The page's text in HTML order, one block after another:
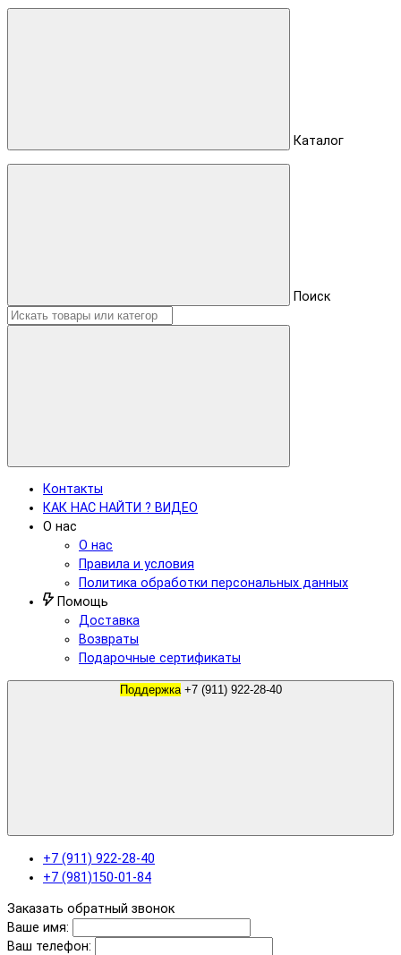
Каталог
Поиск
Контакты
КАК НАС НАЙТИ ? ВИДЕО
О нас
О нас
Правила и условия
Политика обработки персональных данных
Помощь
Доставка
Возвраты
Подарочные сертификаты
Поддержка +7 (911) 922-28-40
+7 (911) 922-28-40
+7 (981)150-01-84
Заказать обратный звонок
Ваше имя:
Ваш телефон: